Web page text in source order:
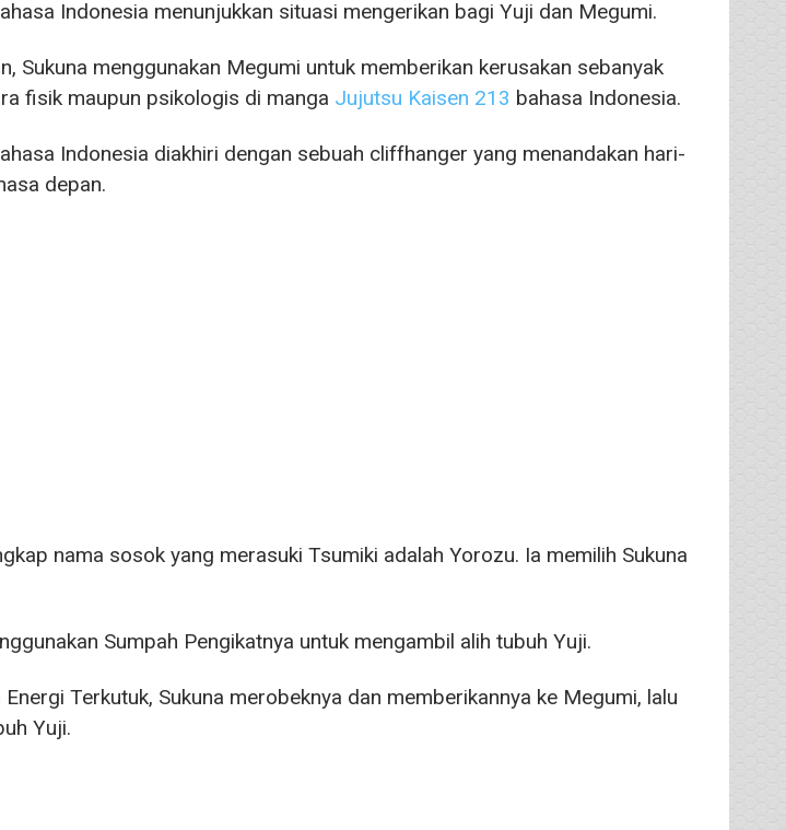
Indonesia menunjukkan situasi mengerikan bagi Yuji dan Megumi.
Sukuna menggunakan Megumi untuk memberikan kerusakan sebanyak
fisik maupun psikologis di manga Jujutsu Kaisen 213 bahasa Indonesia.
Indonesia diakhiri dengan sebuah cliffhanger yang menandakan hari-
depan.
nama sosok yang merasuki Tsumiki adalah Yorozu. Ia memilih Sukuna
Sumpah Pengikatnya untuk mengambil alih tubuh Yuji.
Terkutuk, Sukuna merobeknya dan memberikannya ke Megumi, lalu
Yuji.